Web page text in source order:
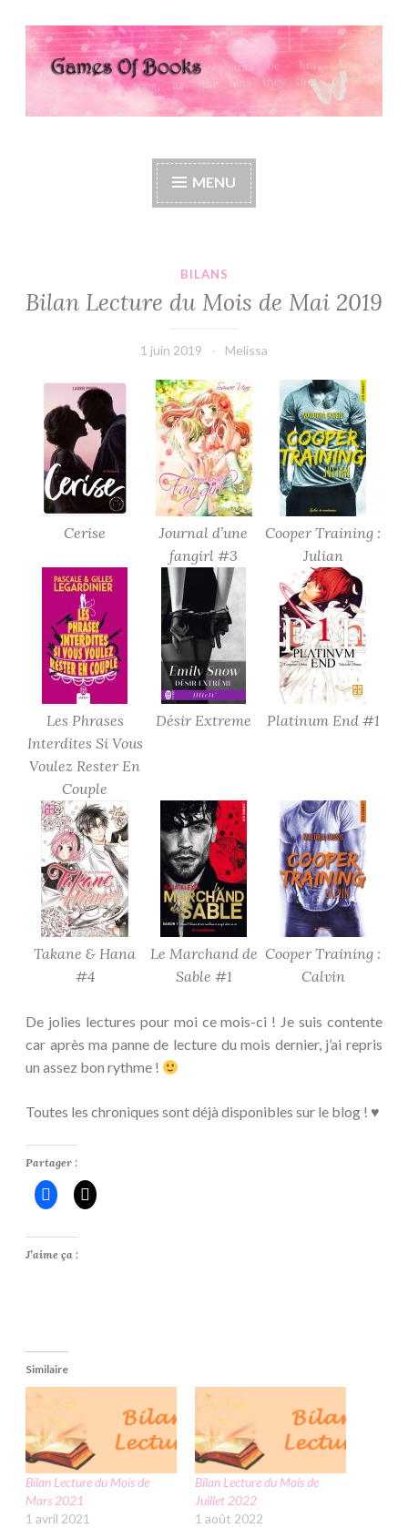
Accéder
au
contenu
Games Of Books
MENU
BILANS
Bilan Lecture du Mois de Mai 2019
1 juin 2019 Melissa
Cerise
Journal d’une
fangirl #3
Cooper Training :
Julian
Les Phrases
Interdites Si Vous
Voulez Rester En
Couple
Désir Extreme Platinum End #1
Takane & Hana
#4
Le Marchand de
Sable #1
Cooper Training :
Calvin
De jolies lectures pour moi ce mois-ci ! Je suis contente
car après ma panne de lecture du mois dernier, j’ai repris
un assez bon rythme !
Toutes les chroniques sont déjà disponibles sur le blog ! ♥
Partager :
J’aime ça :
Similaire
Bilan Lecture du Mois de
Mars 2021
1 avril 2021
Bilan Lecture du Mois de
Juillet 2022
1 août 2022